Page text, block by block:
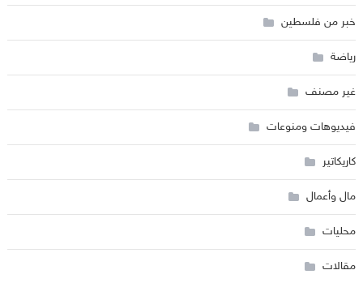
خبر من فلسطين
رياضة
غير مصنف
فيديوهات ومنوعات
كاريكاتير
مال وأعمال
محليات
مقالات